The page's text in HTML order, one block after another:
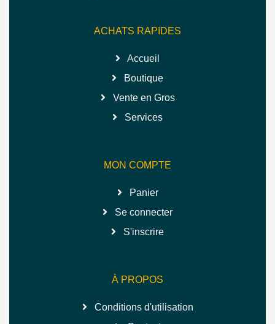
ACHATS RAPIDES
Accueil
Boutique
Vente en Gros
Services
MON COMPTE
Panier
Se connecter
S'inscrire
À PROPOS
Conditions d'utilisation